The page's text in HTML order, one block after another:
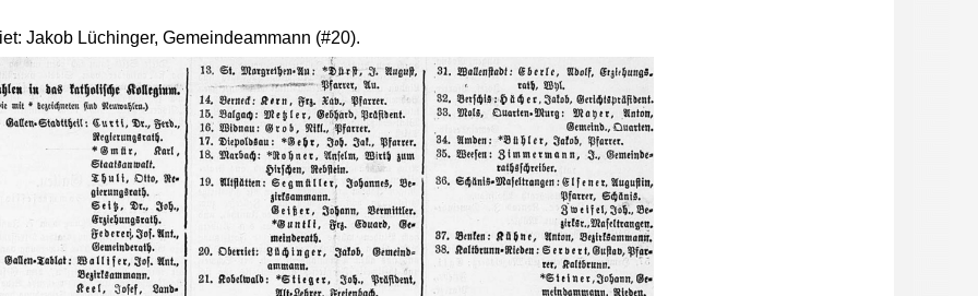
Jakob Lüchinger, Gemeindeammann (#20).